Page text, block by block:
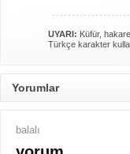
UYARI: Küfür,
Türkçe karakter
Yorumlar
balalı